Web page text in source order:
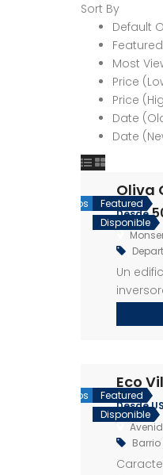
Sort By
Default
Featured
Most
Price
Price
Date
Date
Featured
Disponible
Desarrollos
Oliva
Desde
Un
Featured
Disponible
Desarrollos
Eco
Desde